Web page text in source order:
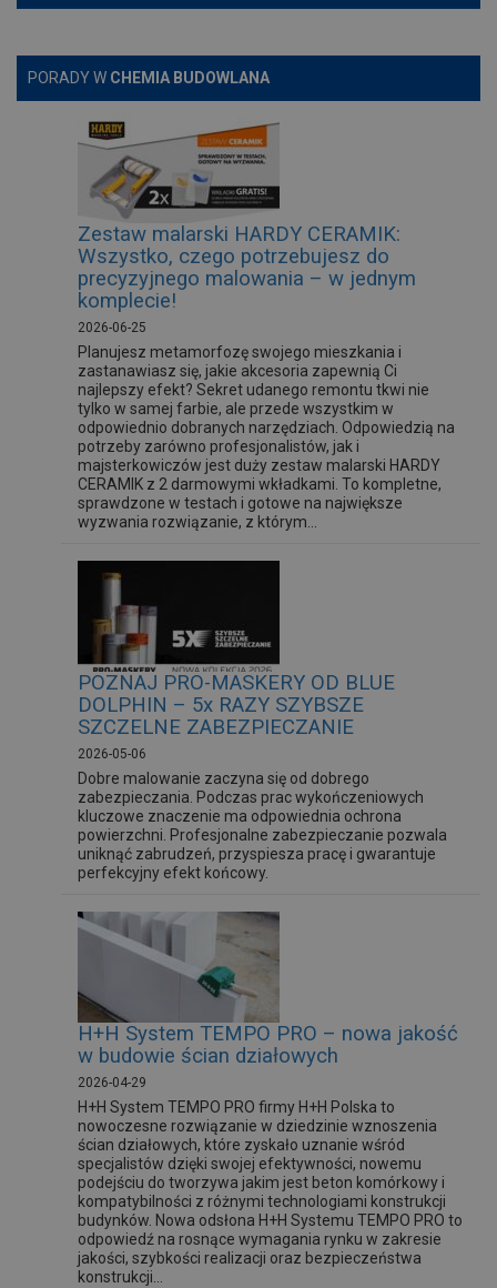
PORADY W CHEMIA BUDOWLANA
Zestaw malarski HARDY CERAMIK:
Wszystko, czego potrzebujesz do
precyzyjnego malowania – w jednym
komplecie!
2026-06-25
Planujesz metamorfozę swojego mieszkania i
zastanawiasz się, jakie akcesoria zapewnią Ci
najlepszy efekt? Sekret udanego remontu tkwi nie
tylko w samej farbie, ale przede wszystkim w
odpowiednio dobranych narzędziach. Odpowiedzią na
potrzeby zarówno profesjonalistów, jak i
majsterkowiczów jest duży zestaw malarski HARDY
CERAMIK z 2 darmowymi wkładkami. To kompletne,
sprawdzone w testach i gotowe na największe
wyzwania rozwiązanie, z którym...
POZNAJ PRO-MASKERY OD BLUE
DOLPHIN – 5x RAZY SZYBSZE
SZCZELNE ZABEZPIECZANIE
2026-05-06
Dobre malowanie zaczyna się od dobrego
zabezpieczania. Podczas prac wykończeniowych
kluczowe znaczenie ma odpowiednia ochrona
powierzchni. Profesjonalne zabezpieczanie pozwala
uniknąć zabrudzeń, przyspiesza pracę i gwarantuje
perfekcyjny efekt końcowy.
H+H System TEMPO PRO – nowa jakość
w budowie ścian działowych
2026-04-29
H+H System TEMPO PRO firmy H+H Polska to
nowoczesne rozwiązanie w dziedzinie wznoszenia
ścian działowych, które zyskało uznanie wśród
specjalistów dzięki swojej efektywności, nowemu
podejściu do tworzywa jakim jest beton komórkowy i
kompatybilności z różnymi technologiami konstrukcji
budynków. Nowa odsłona H+H Systemu TEMPO PRO to
odpowiedź na rosnące wymagania rynku w zakresie
jakości, szybkości realizacji oraz bezpieczeństwa
konstrukcji...